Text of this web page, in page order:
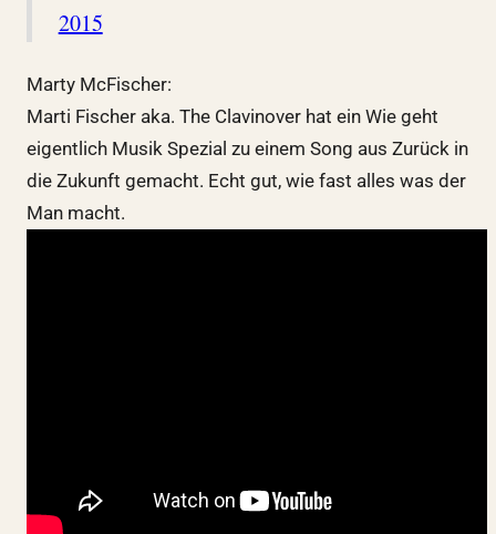
2015
Marty McFischer:
Marti Fischer aka. The Clavinover hat ein Wie geht
eigentlich Musik Spezial zu einem Song aus Zurück in
die Zukunft gemacht. Echt gut, wie fast alles was der
Man macht.